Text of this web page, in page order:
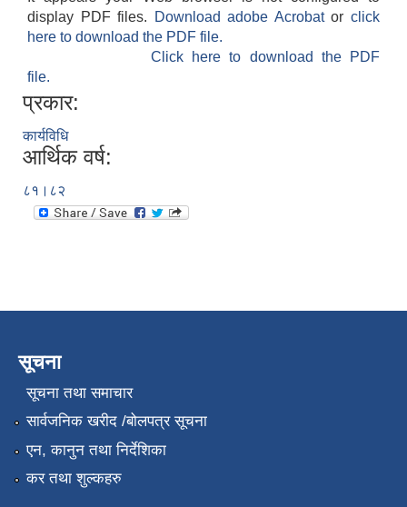
display PDF files.
Download adobe Acrobatorclick
here to download the PDF file.
Click here to download the PDF
file.
प्रकार:
कार्यविधि
आर्थिक वर्ष:
८१।८२
सूचना
सूचना तथा समाचार
सार्वजनिक खरीद /बोलपत्र सूचना
एन, कानुन तथा निर्देशिका
कर तथा शुल्कहरु